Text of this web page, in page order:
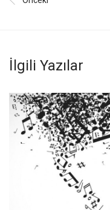
İlgili Yazılar